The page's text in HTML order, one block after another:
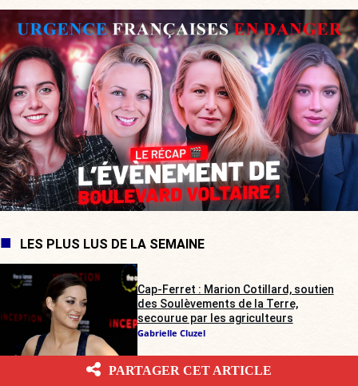
LES PLUS LUS DE LA SEMAINE
Cap-Ferret : Marion Cotillard, soutien
des Soulèvements de la Terre,
secourue par les agriculteurs
Gabrielle Cluzel
PARTAGER CET ARTICLE